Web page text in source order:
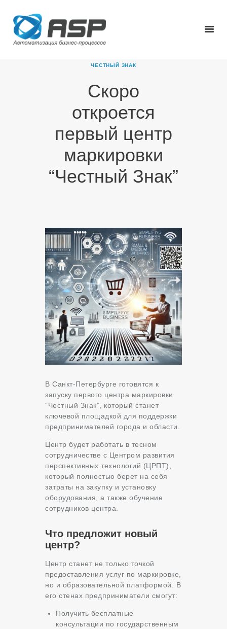
ЧЕСТНЫЙ ЗНАК
Скоро
откроется
первый центр
маркировки
“Честный Знак”
О КОМПАНИИ
НОВОСТИ
КАРЬЕРА
ПАРТНЕРЫ
КОНТАКТЫ
В Санкт-Петербурге готовятся к
запуску первого центра маркировки
“Честный Знак”, который станет
ключевой площадкой для поддержки
предпринимателей города и области.
Центр будет работать в тесном
сотрудничестве с Центром развития
перспективных технологий (ЦРПТ),
который полностью берет на себя
затраты на закупку и установку
оборудования, а также обучение
сотрудников центра.
Что предложит новый
центр?
Центр станет не только точкой
предоставления услуг по маркировке,
но и образовательной платформой. В
его стенах предприниматели смогут:
Получить бесплатные
консультации по государственным